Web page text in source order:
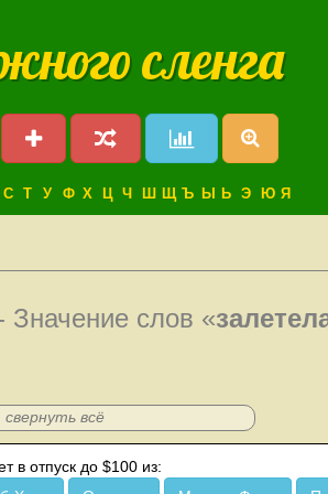
сленга
С Т У Ф Х Ц Ч Ш Щ Ъ Ы Ь Э Ю Я
Значение слов «
свернуть всё
в отпуск до $100 из: